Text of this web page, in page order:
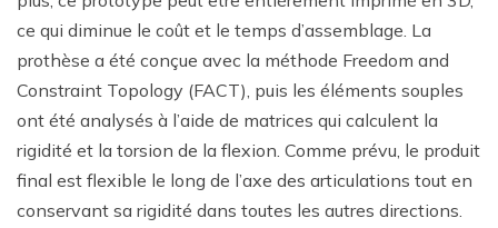
ce qui diminue le coût et le temps d’assemblage. La
prothèse a été conçue avec la méthode Freedom and
Constraint Topology (FACT), puis les éléments souples
ont été analysés à l’aide de matrices qui calculent la
rigidité et la torsion de la flexion. Comme prévu, le produit
final est flexible le long de l’axe des articulations tout en
conservant sa rigidité dans toutes les autres directions.